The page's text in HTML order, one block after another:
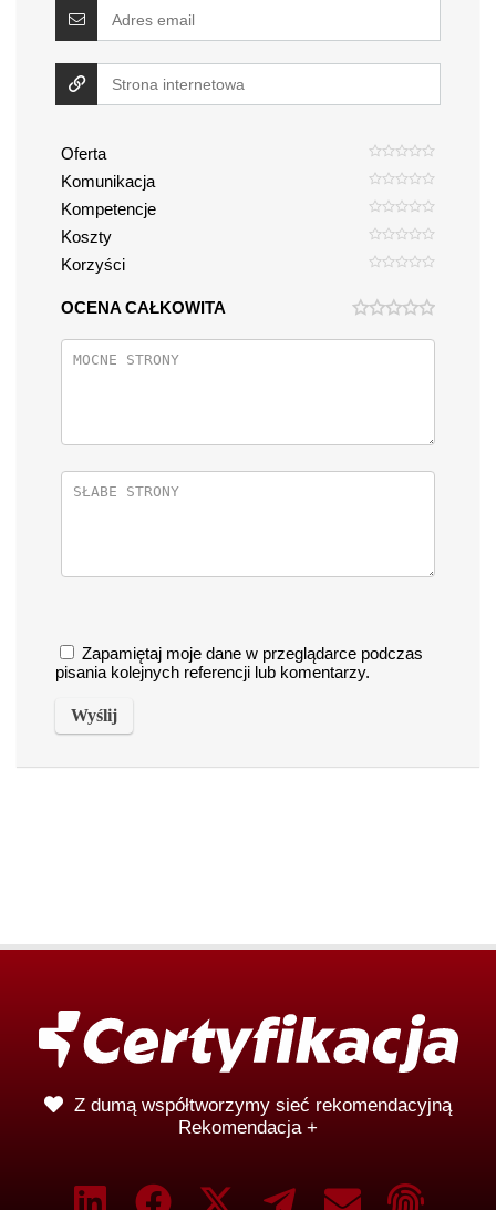
Oferta
Komunikacja
Kompetencje
Koszty
Korzyści
OCENA CAŁKOWITA
Zapamiętaj moje dane w przeglądarce podczas
pisania kolejnych referencji lub komentarzy.
Z dumą współtworzymy sieć rekomendacyjną
Rekomendacja +